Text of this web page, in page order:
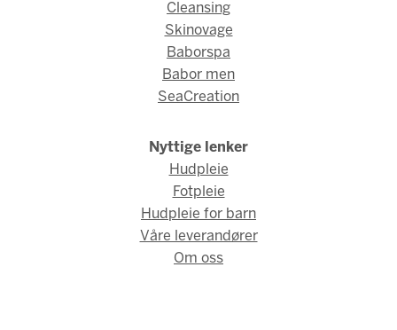
Cleansing
Skinovage
Baborspa
Babor men
SeaCreation
Nyttige lenker
Hudpleie
Fotpleie
Hudpleie for barn
Våre leverandører
Om oss